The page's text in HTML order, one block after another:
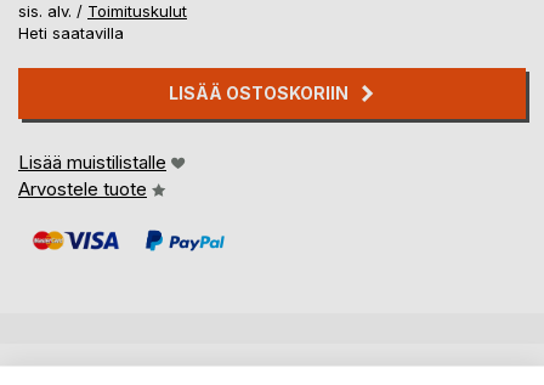
sis. alv. / Toimituskulut
Heti saatavilla
LISÄÄ OSTOSKORIIN
Lisää muistilistalle
Arvostele tuote